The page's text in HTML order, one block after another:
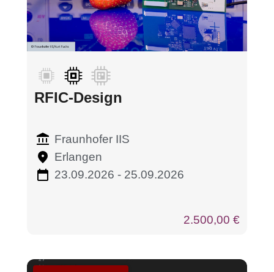
RFIC-Design
Fraunhofer IIS
Erlangen
23.09.2026 - 25.09.2026
2.500,00 €